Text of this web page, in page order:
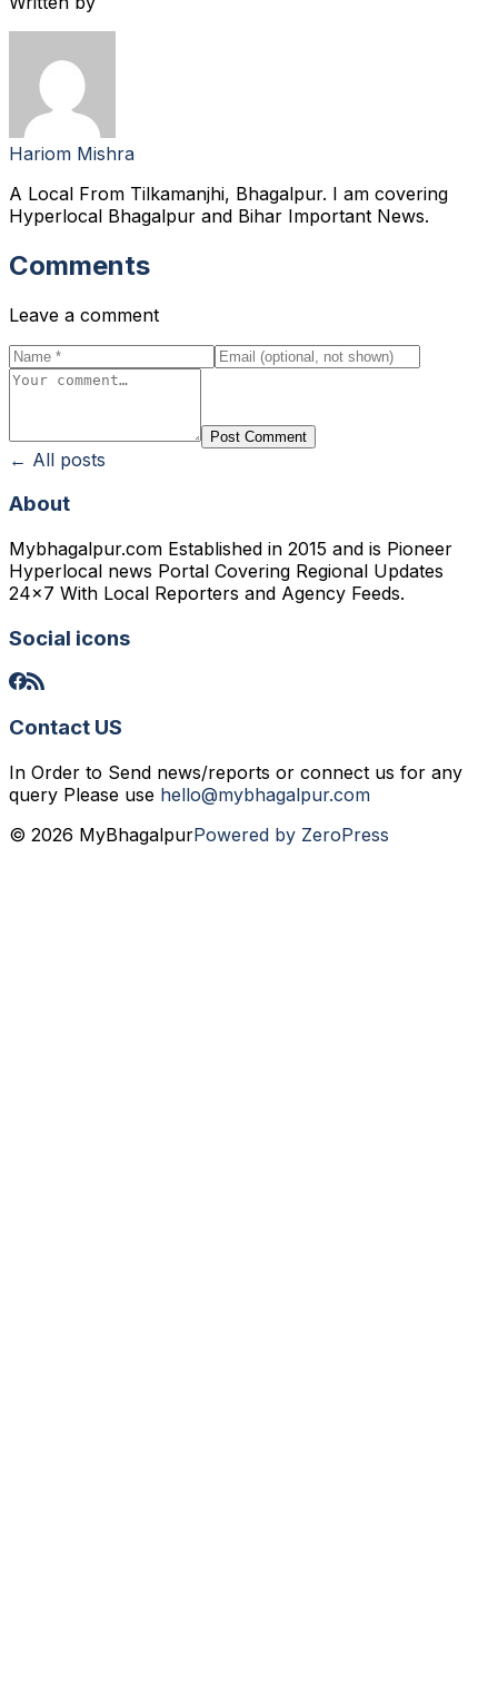
Hariom Mishra
A Local From Tilkamanjhi, Bhagalpur. I am covering
Hyperlocal Bhagalpur and Bihar Important News.
Comments
Leave a comment
Post Comment
← All posts
About
Mybhagalpur.com Established in 2015 and is Pioneer
Hyperlocal news Portal Covering Regional Updates
24x7 With Local Reporters and Agency Feeds.
Social icons
Contact US
In Order to Send news/reports or connect us for any
query Please use hello@mybhagalpur.com
© 2026 MyBhagalpurPowered by ZeroPress